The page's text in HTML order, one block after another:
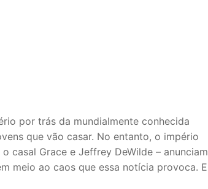
por trás da mundialmente conhecida
que vão casar. No entanto, o império
casal Grace e Jeffrey DeWilde – anunciam
meio ao caos que essa notícia provoca. E